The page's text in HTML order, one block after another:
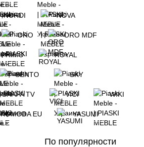
NORDI NOVA
ORO ORO MDF
PRIMO ROYAL
SENTO SKY
SHAFA TV VICI WIKI
KOMODA EU YASUMI
По популярности